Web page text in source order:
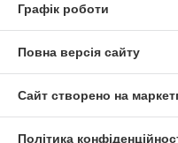
Графік роботи
Повна версія сайту
Сайт створено на
Політика